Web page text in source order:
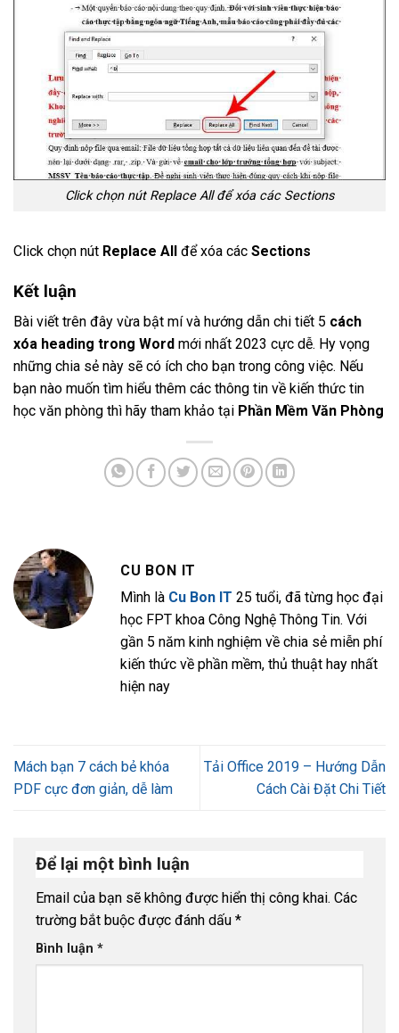
Click chọn nút Replace All để xóa các Sections
Click chọn nút Replace All để xóa các Sections
Kết luận
Bài viết trên đây vừa bật mí và hướng dẫn chi tiết 5 cách
xóa heading trong Word mới nhất 2023 cực dễ. Hy vọng
những chia sẻ này sẽ có ích cho bạn trong công việc. Nếu
bạn nào muốn tìm hiểu thêm các thông tin về kiến thức tin
học văn phòng thì hãy tham khảo tại Phần Mềm Văn Phòng
CU BON IT
Mình là Cu Bon IT 25 tuổi, đã từng học đại
học FPT khoa Công Nghệ Thông Tin. Với
gần 5 năm kinh nghiệm về chia sẻ miễn phí
kiến thức về phần mềm, thủ thuật hay nhất
hiện nay
Mách bạn 7 cách bẻ khóa
PDF cực đơn giản, dễ làm
Tải Office 2019 – Hướng Dẫn
Cách Cài Đặt Chi Tiết
Để lại một bình luận
Email của bạn sẽ không được hiển thị công khai. Các
trường bắt buộc được đánh dấu *
Bình luận *